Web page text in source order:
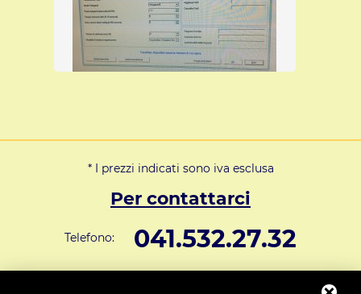
* I prezzi indicati sono iva esclusa
Per contattarci
Telefono: 041.532.27.32
info@svar1951.it